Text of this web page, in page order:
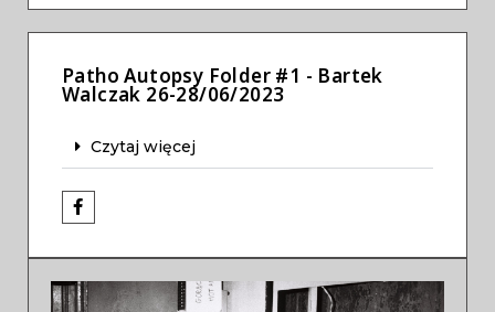
Patho Autopsy Folder #1 - Bartek
Walczak 26-28/06/2023
Czytaj więcej